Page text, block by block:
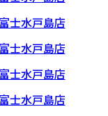
士水戸島店
士水戸島店
士水戸島店
士水戸島店